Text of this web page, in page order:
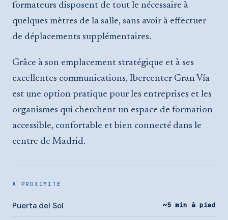
formateurs disposent de tout le nécessaire à
quelques mètres de la salle, sans avoir à effectuer
de déplacements supplémentaires.
Grâce à son emplacement stratégique et à ses
excellentes communications, Ibercenter Gran Vía
est une option pratique pour les entreprises et les
organismes qui cherchent un espace de formation
accessible, confortable et bien connecté dans le
centre de Madrid.
À PROXIMITÉ
Puerta del Sol ~5 min à pied